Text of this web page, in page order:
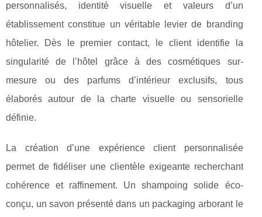
personnalisés, identité visuelle et valeurs d’un
établissement constitue un véritable levier de branding
hôtelier. Dès le premier contact, le client identifie la
singularité de l’hôtel grâce à des cosmétiques sur-
mesure ou des parfums d’intérieur exclusifs, tous
élaborés autour de la charte visuelle ou sensorielle
définie.
La création d’une expérience client personnalisée
permet de fidéliser une clientèle exigeante recherchant
cohérence et raffinement. Un shampoing solide éco-
conçu, un savon présenté dans un packaging arborant le